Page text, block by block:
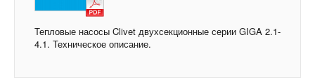
Тепловые насосы Clivet двухсекционные серии GIGA 2.1-
4.1. Техническое описание.